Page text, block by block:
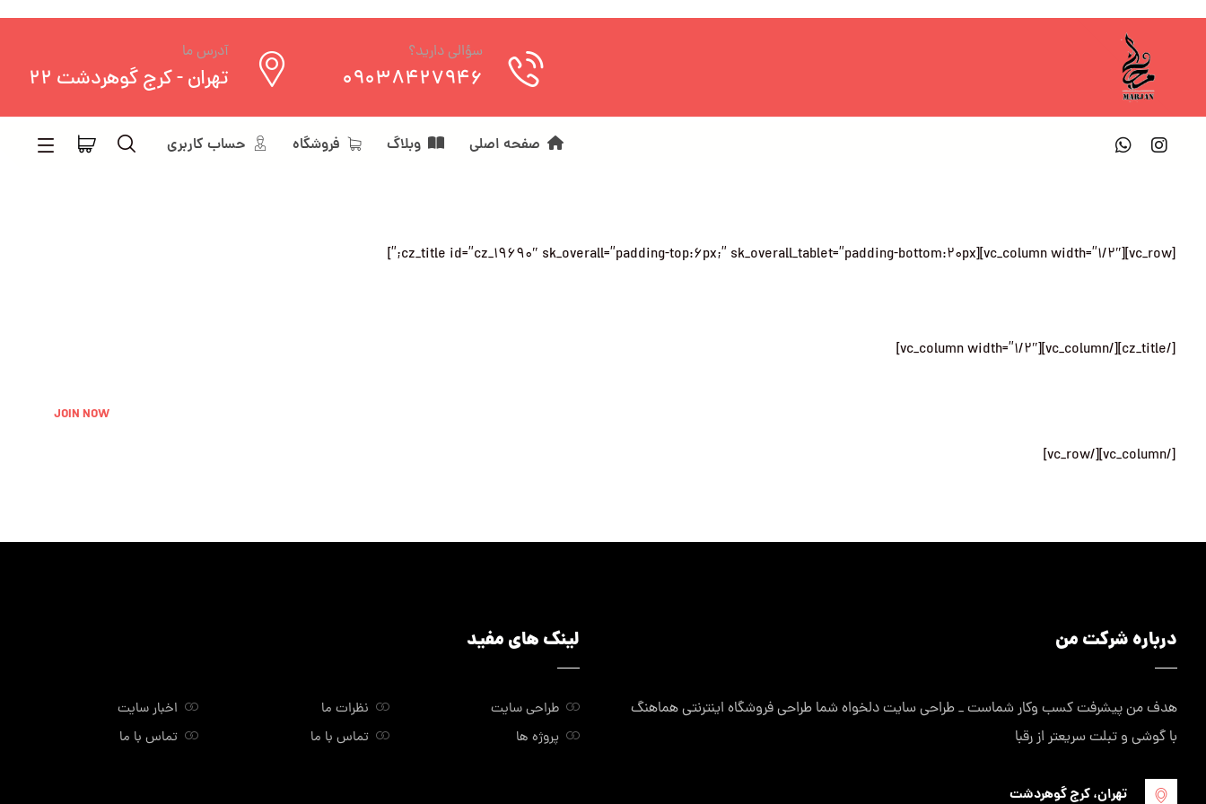
آدرس ما
تهران - کرج گوهردشت 22
سؤالی دارید؟
09038427946
صفحه اصلی وبلاگ فروشگاه حساب کاربری
[vc_row][vc_column width=”1/2″][cz_title id=”cz_19690″ sk_overall=”padding-top:6px;” sk_overall_tablet=”padding-bottom:20px;”]
[/cz_title][/vc_column][vc_column width=”1/2″]
JOIN NOW
[/vc_column][/vc_row]
درباره شرکت من
هدف من پیشرفت کسب وکار شماست _ طراحی سایت دلخواه شما طراحی فروشگاه اینترنتی هماهنگ
با گوشی و تبلت سریعتر از رقبا
تهران، کرج گوهردشت
لینک های مفید
طراحی سایت نظرات ما
اخبار سایت
پروژه ها
تماس با ما تماس با ما